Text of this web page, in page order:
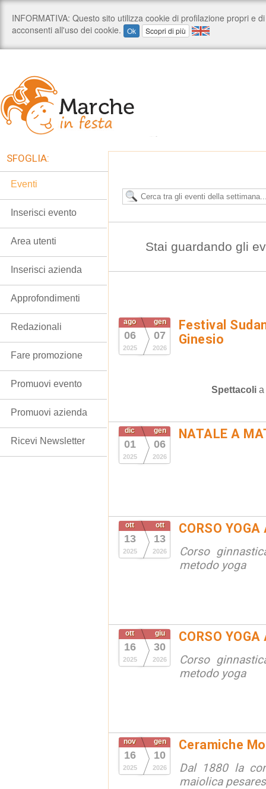
Stai guardando gli
ago
06
2025
gen
07
2026
Festival
Ginesio
Spettacoli a
dic
01
2025
gen
06
2026
NATALE A
ott
13
2025
ott
13
2026
CORSO
Corso
metodo yoga
ott
16
2025
giu
30
2026
CORSO
Corso
metodo yoga
nov
16
2025
gen
10
2026
Ceramiche
Dal 1880 la
maiolica
SFOGLIA:
Eventi
Inserisci evento
Area utenti
Inserisci azienda
Approfondimenti
Redazionali
Fare promozione
Promuovi evento
Promuovi azienda
Ricevi Newsletter